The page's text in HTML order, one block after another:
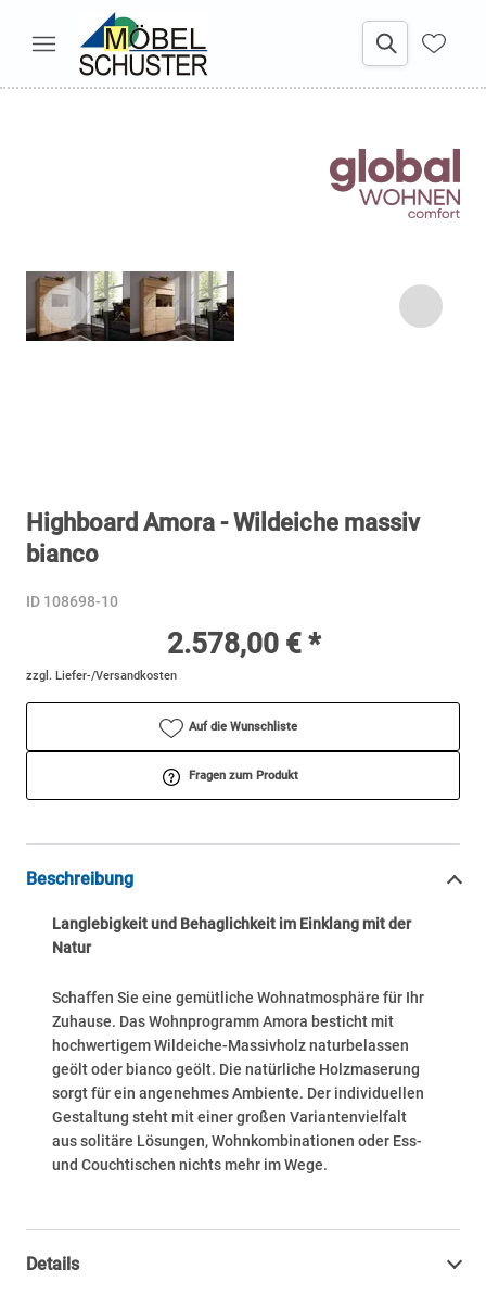
Highboard Amora - Wildeiche massiv
bianco
ID 108698-10
2.578,00 € *
zzgl. Liefer-/Versandkosten
Auf die Wunschliste
Fragen zum Produkt
Beschreibung
Langlebigkeit und Behaglichkeit im Einklang mit der
Natur
Schaffen Sie eine gemütliche Wohnatmosphäre für Ihr
Zuhause. Das Wohnprogramm Amora besticht mit
hochwertigem Wildeiche-Massivholz naturbelassen
geölt oder bianco geölt. Die natürliche Holzmaserung
sorgt für ein angenehmes Ambiente. Der individuellen
Gestaltung steht mit einer großen Variantenvielfalt
aus solitäre Lösungen, Wohnkombinationen oder Ess-
und Couchtischen nichts mehr im Wege.
Details